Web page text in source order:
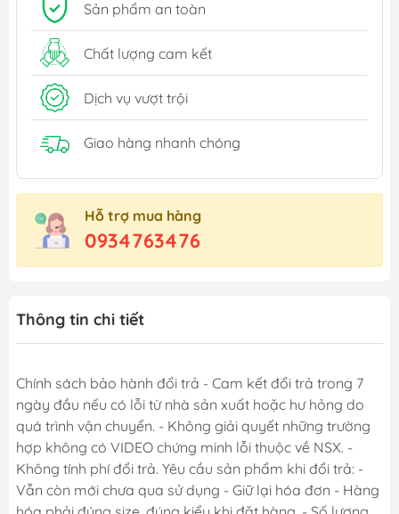
Sản phẩm an toàn
Chất lượng cam kết
Dịch vụ vượt trội
Giao hàng nhanh chóng
Hỗ trợ mua hàng
0934763476
Thông tin chi tiết
Chính sách bảo hành đổi trả - Cam kết đổi trả trong 7
ngày đầu nếu có lỗi từ nhà sản xuất hoặc hư hỏng do
quá trình vận chuyển. - Không giải quyết những trường
hợp không có VIDEO chứng minh lỗi thuộc về NSX. -
Không tính phí đổi trả. Yêu cầu sản phẩm khi đổi trả: -
Vẫn còn mới chưa qua sử dụng - Giữ lại hóa đơn - Hàng